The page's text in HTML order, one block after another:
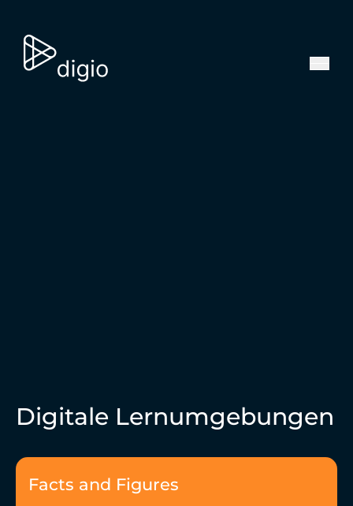
Digitale Lernumgebungen
Facts and Figures